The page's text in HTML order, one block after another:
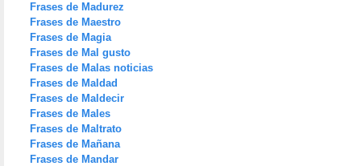
Frases de Madurez
Frases de Maestro
Frases de Magia
Frases de Mal gusto
Frases de Malas noticias
Frases de Maldad
Frases de Maldecir
Frases de Males
Frases de Maltrato
Frases de Mañana
Frases de Mandar